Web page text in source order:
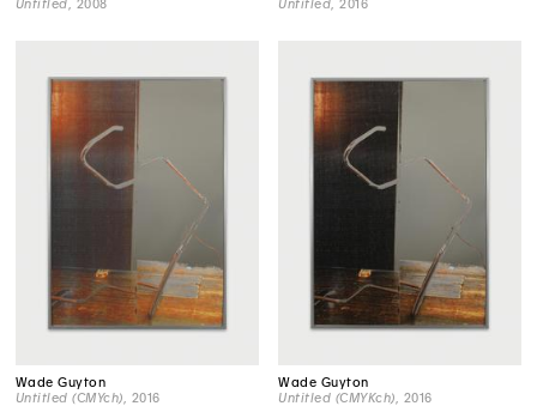
Untitled , 2008
Untitled , 2016
Wade Guyton
Untitled (CMYch) , 2016
Wade Guyton
Untitled (CMYKch) , 2016